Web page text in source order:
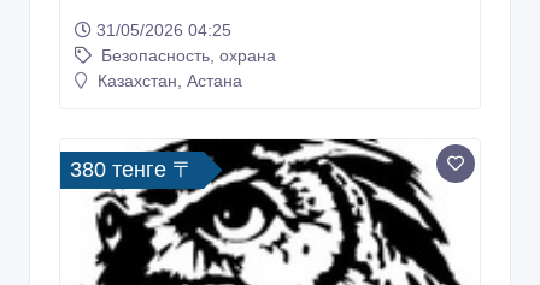
31/05/2026 04:25
Безопасность, охрана
Казахстан, Астана
380 тенге 〒